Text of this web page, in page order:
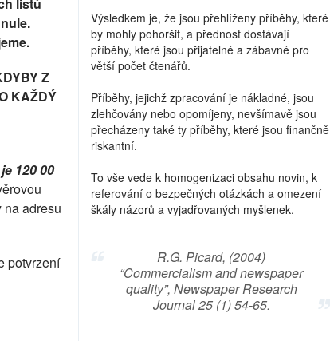
Z
KAŽDÝ
120 00
adresu
potvrzení
Výsledkem je, že jsou přehlíženy příběhy, které
by mohly pohoršit, a přednost dostávají
příběhy, které jsou přijatelné a zábavné pro
větší počet čtenářů.
Příběhy, jejichž zpracování je nákladné, jsou
zlehčovány nebo opomíjeny, nevšímavě jsou
přecházeny také ty příběhy, které jsou finančně
riskantní.
To vše vede k homogenizaci obsahu novin, k
referování o bezpečných otázkách a omezení
škály názorů a vyjadřovaných myšlenek.
R.G. Picard, (2004)
“Commercialism and newspaper
quality”, Newspaper Research
Journal 25 (1) 54-65.